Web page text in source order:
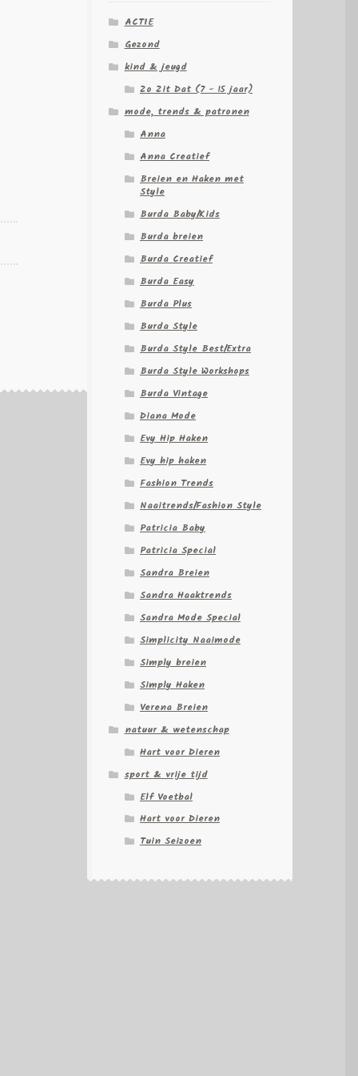
ACTIE
Gezond
kind & jeugd
Zo Zit Dat (7 - 15 jaar)
mode, trends & patronen
Anna
Anna Creatief
Breien en Haken met
Style
Burda Baby/Kids
Burda breien
Burda Creatief
Burda Easy
Burda Plus
Burda Style
Burda Style Best/Extra
Burda Style Workshops
Burda Vintage
Diana Mode
Evy Hip Haken
Evy hip haken
Fashion Trends
Naaitrends/Fashion Style
Patricia Baby
Patricia Special
Sandra Breien
Sandra Haaktrends
Sandra Mode Special
Simplicity Naaimode
Simply breien
Simply Haken
Verena Breien
natuur & wetenschap
Hart voor Dieren
sport & vrije tijd
Elf Voetbal
Hart voor Dieren
Tuin Seizoen